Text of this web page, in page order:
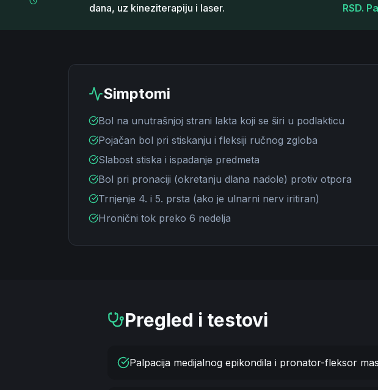
dana, uz kineziterapiju i laser.
RSD.
Simptomi
Bol na unutrašnjoj strani lakta koji se širi u podlakticu
Pojačan bol pri stiskanju i fleksiji ručnog zgloba
Slabost stiska i ispadanje predmeta
Bol pri pronaciji (okretanju dlana nadole) protiv otpora
Trnjenje 4. i 5. prsta (ako je ulnarni nerv iritiran)
Hronični tok preko 6 nedelja
Pregled i testovi
Palpacija medijalnog epikondila i pronator-fleksor